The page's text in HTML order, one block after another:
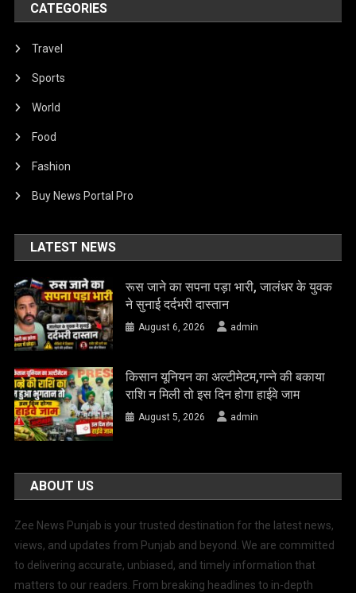
CATEGORIES
Travel
Sports
World
Food
Fashion
Buy News Portal Pro
LATEST NEWS
रूस जाने का सपना पड़ा भारी, जालंधर के युवक
ने सुनाई दर्दभरी दास्तान
August 6, 2026 admin
किसान यूनियन का अल्टीमेटम,गन्ने की बकाया
राशि न मिली तो इस दिन होगा हाईवे जाम
August 5, 2026 admin
ABOUT US
Zee News Punjab is your trusted destination for the latest news,
views, and updates from Punjab and beyond. We are committed
to delivering accurate, unbiased, and timely information that
matters to our readers. From breaking headlines to in-depth